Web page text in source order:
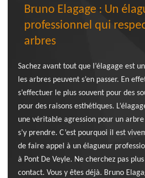
Bruno Elagage : Un
professionnel qui
arbres
Sachez avant tout que l’élagage est
les arbres peuvent s’en passer. En
s’effectuer le plus souvent pour des
pour des raisons esthétiques.
une véritable agression pour un arbre
s’y prendre. C’est pourquoi il est
de faire appel à un élagueur
à Pont De Veyle. Ne cherchez pas
contact. Vous y êtes déjà. Bruno